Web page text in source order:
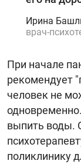
Ирина
врач-
При начале
рекомендует
человек не
выпить воды.
поликлинику